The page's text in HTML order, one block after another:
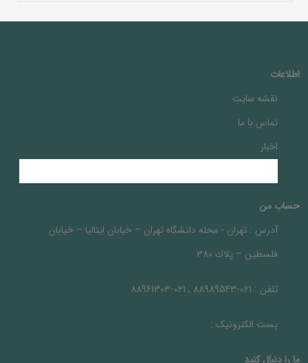
اطلاعات
نقشه سایت
تماس با ما
اخبار
حساب من
آدرس : تهران - محله دانشگاه تهران – خيابان ايتاليا – خيابان
فلسطين – پلاك 380
تلفن : 021-88989543 , 021-88961303
پست الکترونیک :
ما را دنبال کنيد